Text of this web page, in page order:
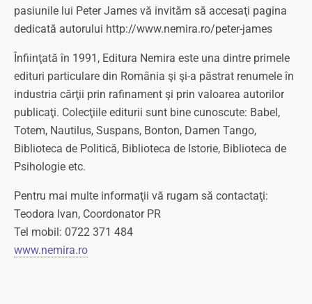
pasiunile lui Peter James vă invităm să accesaţi pagina
dedicată autorului http://www.nemira.ro/peter-james
Înfiinţată în 1991, Editura Nemira este una dintre primele
edituri particulare din România şi şi-a păstrat renumele în
industria cărţii prin rafinament şi prin valoarea autorilor
publicaţi. Colecţiile editurii sunt bine cunoscute: Babel,
Totem, Nautilus, Suspans, Bonton, Damen Tango,
Biblioteca de Politică, Biblioteca de Istorie, Biblioteca de
Psihologie etc.
Pentru mai multe informaţii vă rugam să contactaţi:
Teodora Ivan, Coordonator PR
Tel mobil: 0722 371 484
www.nemira.ro